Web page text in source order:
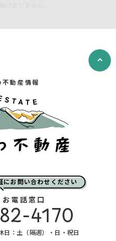
動産情報
にお問い合わせください
電話窓口
4170
日：土（隔週）・日・祝日